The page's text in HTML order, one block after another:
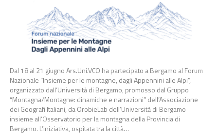
Dal 18 al 21 giugno Ars.Uni.VCO ha partecipato a Bergamo al Forum
Nazionale “Insieme per le montagne, dagli Appennini alle Alpi”,
organizzato dall’Università di Bergamo, promosso dal Gruppo
“Montagna/Montagne: dinamiche e narrazioni” dell’Associazione
dei Geografi Italiani, da OrobieLab dell’Università di Bergamo
insieme all’Osservatorio per la montagna della Provincia di
Bergamo. L’iniziativa, ospitata tra la città…